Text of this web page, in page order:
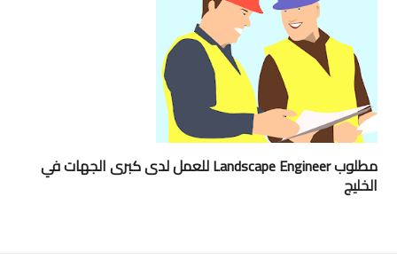
مطلوب Landscape Engineer للعمل لدى كبرى الجهات في
الخليج